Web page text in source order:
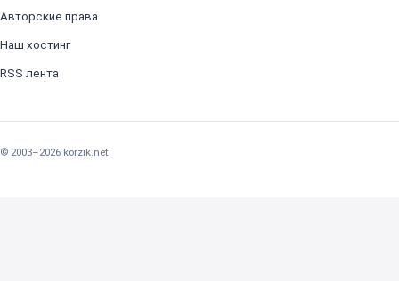
Авторские права
Наш хостинг
RSS лента
© 2003–2026 korzik.net